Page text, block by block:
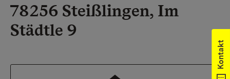
78256 Steißlingen, Im
Städtle 9
Kontakt